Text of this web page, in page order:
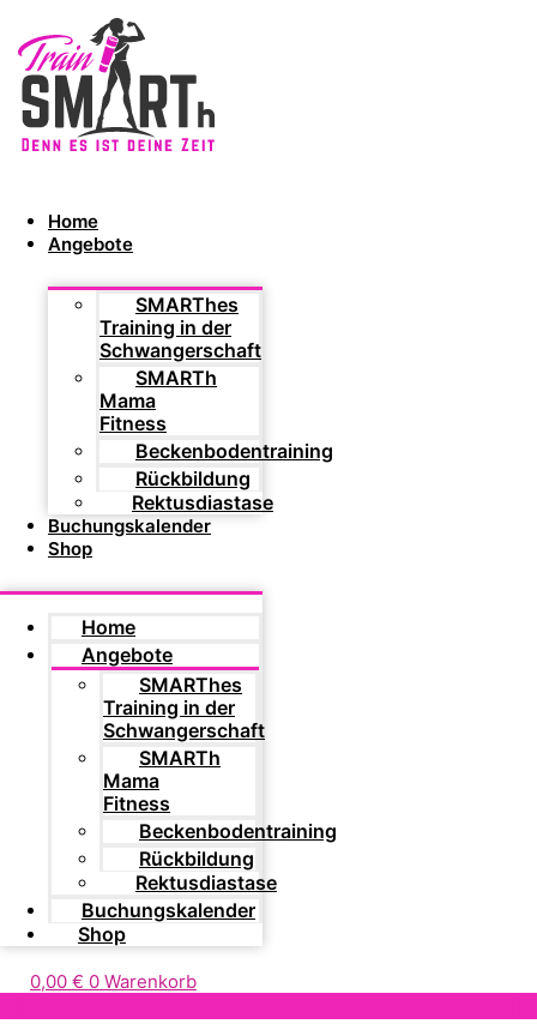
Home
Angebote
SMARThes
Training in der
Schwangerschaft
SMARTh
Mama
Fitness
Beckenbodentraining
Rückbildung
Rektusdiastase
Buchungskalender
Shop
Home
Angebote
SMARThes
Training in der
Schwangerschaft
SMARTh
Mama
Fitness
Beckenbodentraining
Rückbildung
Rektusdiastase
Buchungskalender
Shop
0,00 € 0 Warenkorb